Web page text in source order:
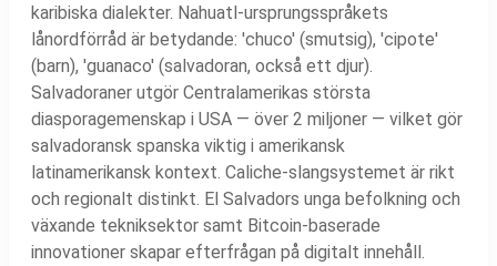
karibiska dialekter. Nahuatl-ursprungsspråkets
lånordförråd är betydande: 'chuco' (smutsig), 'cipote'
(barn), 'guanaco' (salvadoran, också ett djur).
Salvadoraner utgör Centralamerikas största
diasporagemenskap i USA — över 2 miljoner — vilket gör
salvadoransk spanska viktig i amerikansk
latinamerikansk kontext. Caliche-slangsystemet är rikt
och regionalt distinkt. El Salvadors unga befolkning och
växande tekniksektor samt Bitcoin-baserade
innovationer skapar efterfrågan på digitalt innehåll.